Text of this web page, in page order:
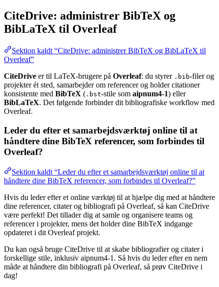
CiteDrive: administrer BibTeX og
BibLaTeX til Overleaf
Sektion kaldt “CiteDrive: administrer BibTeX og BibLaTeX til
Overleaf”
CiteDrive er til LaTeX-brugere på Overleaf: du styrer .bib-filer og
projekter ét sted, samarbejder om referencer og holder citationer
konsistente med BibTeX ( .bst-stile som aipnum4-1) eller
BibLaTeX. Det følgende forbinder dit bibliografiske workflow med
Overleaf.
Leder du efter et samarbejdsværktøj online til at
håndtere dine BibTeX referencer, som forbindes til
Overleaf?
Sektion kaldt “Leder du efter et samarbejdsværktøj online til at
håndtere dine BibTeX referencer, som forbindes til Overleaf?”
Hvis du leder efter et online værktøj til at hjælpe dig med at håndtere
dine referencer, citater og bibliografi på Overleaf, så kan CiteDrive
være perfekt! Det tillader dig at samle og organisere teams og
referencer i projekter, mens det holder dine BibTeX indgange
opdateret i dit Overleaf projekt.
Du kan også bruge CiteDrive til at skabe bibliografier og citater i
forskellige stile, inklusiv aipnum4-1. Så hvis du leder efter en nem
måde at håndtere din bibliografi på Overleaf, så prøv CiteDrive i
dag!